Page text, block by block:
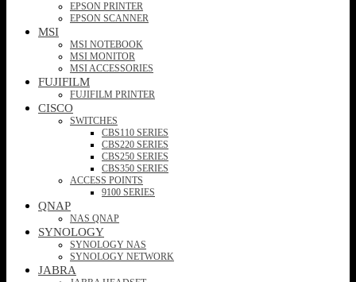
EPSON PRINTER
EPSON SCANNER
MSI
MSI NOTEBOOK
MSI MONITOR
MSI ACCESSORIES
FUJIFILM
FUJIFILM PRINTER
CISCO
SWITCHES
CBS110 SERIES
CBS220 SERIES
CBS250 SERIES
CBS350 SERIES
ACCESS POINTS
9100 SERIES
QNAP
NAS QNAP
SYNOLOGY
SYNOLOGY NAS
SYNOLOGY NETWORK
JABRA